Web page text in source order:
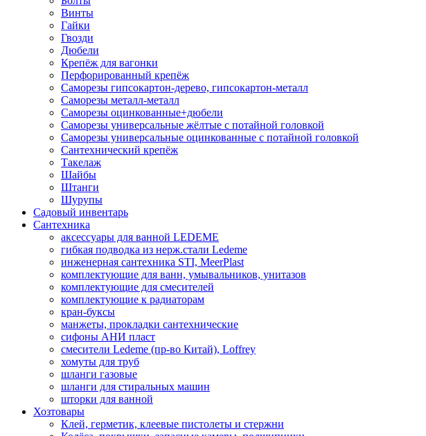
Винты
Гайки
Гвозди
Дюбели
Крепёж для вагонки
Перфорированный крепёж
Саморезы гипсокартон-дерево, гипсокартон-металл
Саморезы металл-металл
Саморезы оцинкованные+дюбели
Саморезы универсальные жёлтые с потайной головкой
Саморезы универсальные оцинкованные с потайной головкой
Сантехнический крепёж
Такелаж
Шайбы
Штанги
Шурупы
Садовый инвентарь
Сантехника
аксессуары для ванной LEDEME
гибкая подводка из нерж.стали Ledeme
инженерная сантехника STI, MeerPlast
комплектующие для ванн, умывальников, унитазов
комплектующие для смесителей
комплектующие к радиаторам
кран-буксы
манжеты, прокладки сантехнические
сифоны АНИ пласт
смесители Ledeme (пр-во Китай), Loffrey
хомуты для труб
шланги газовые
шланги для стиральных машин
шторки для ванной
Хозтовары
Клей, герметик, клеевые пистолеты и стержни